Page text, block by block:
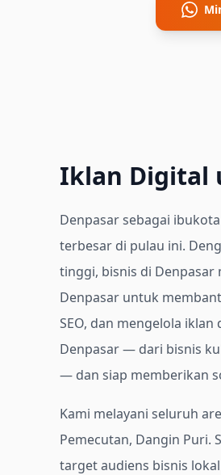
Iklan Digital
Denpasar sebagai
terbesar di pulau ini.
tinggi, bisnis di Denpasar
Denpasar untuk
SEO, dan mengelola
Denpasar — dari bisnis
— dan siap memberikan
Kami melayani seluruh
Pemecutan, Dangin Puri.
target audiens bisnis